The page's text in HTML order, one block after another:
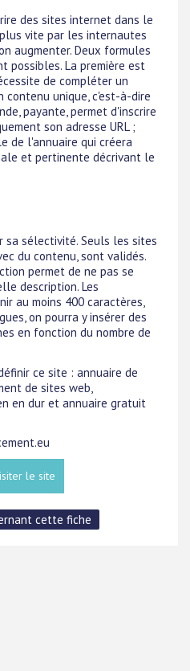
des sites internet dans le
vite par les internautes
augmenter. Deux formules
possibles. La première est
de compléter un
unique, c'est-à-dire
payante, permet d'inscrire
son adresse URL ;
de l'annuaire qui créera
et pertinente décrivant le
sa sélectivité. Seuls les sites
du contenu, sont validés.
permet de ne pas se
description. Les
au moins 400 caractères,
on pourra y insérer des
en fonction du nombre de
ce site : annuaire de
de sites web,
en dur et annuaire gratuit
le site